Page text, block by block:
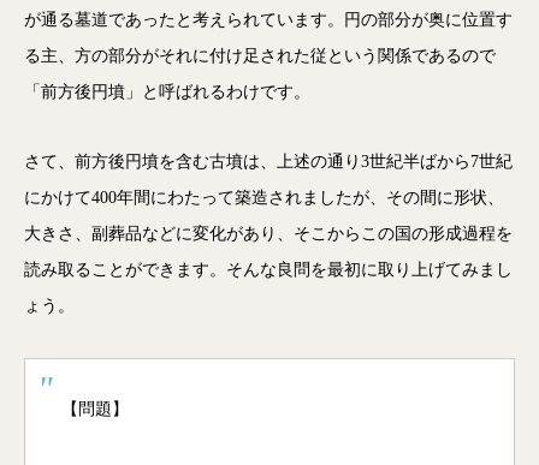
が通る墓道であったと考えられています。円の部分が奥に位置す
る主、方の部分がそれに付け足された従という関係であるので
「前方後円墳」と呼ばれるわけです。
さて、前方後円墳を含む古墳は、上述の通り3世紀半ばから7世紀
にかけて400年間にわたって築造されましたが、その間に形状、
大きさ、副葬品などに変化があり、そこからこの国の形成過程を
読み取ることができます。そんな良問を最初に取り上げてみまし
ょう。
【問題】